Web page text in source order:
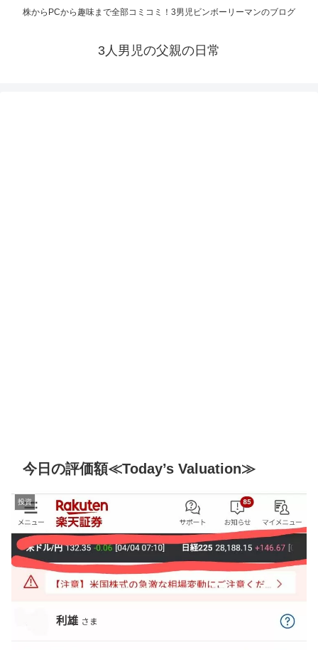
株からPCから趣味まで全部コミコミ！3男児ビンボーリーマンのブログ
3人男児の父親の日常
今日の評価額≪Today’s Valuation≫
投資